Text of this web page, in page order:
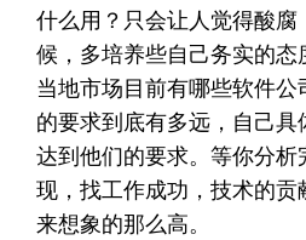
什么用？只会让人觉得酸腐
候，多培养些自己务实的
当地市场目前有哪些软件
的要求到底有多远，自己具
达到他们的要求。等你分析
现，找工作成功，技术的
来想象的那么高。